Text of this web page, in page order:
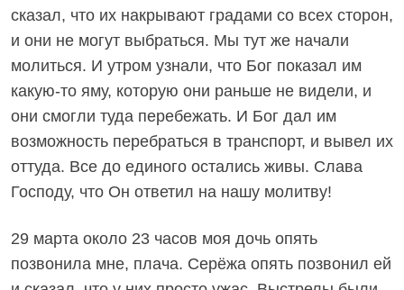
сказал, что их накрывают градами со всех сторон,
и они не могут выбраться. Мы тут же начали
молиться. И утром узнали, что Бог показал им
какую-то яму, которую они раньше не видели, и
они смогли туда перебежать. И Бог дал им
возможность перебраться в транспорт, и вывел их
оттуда. Все до единого остались живы. Слава
Господу, что Он ответил на нашу молитву!
29 марта около 23 часов моя дочь опять
позвонила мне, плача. Серёжа опять позвонил ей